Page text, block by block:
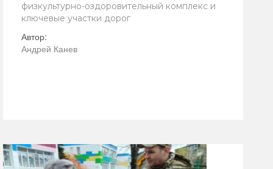
физкультурно-оздоровительный комплекс и
ключевые участки дорог
Автор:
Андрей Канев